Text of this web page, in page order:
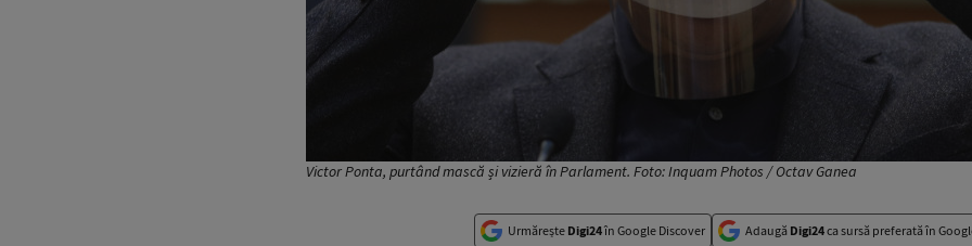
Victor Ponta, purtând mască și vizieră în Parlament. Foto: Inquam Photos / Octav Ganea
Urmărește Digi24în Google Discover Adaugă Digi24ca sursă preferată în